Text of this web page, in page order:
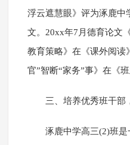
浮云遮慧眼》评为涿鹿中
文。20xx年7月德育论文
教育策略》在《课外阅读
官”智断“家务”事》在《
三、培养优秀班干部
涿鹿中学高三(2)班